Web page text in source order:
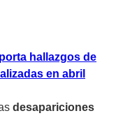
hallazgos de
en abril
desapariciones